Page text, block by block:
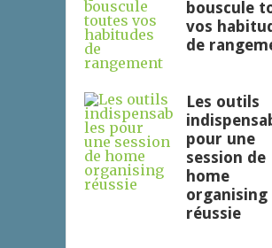
bouscule
vos
de
Les outils
pour une
session de
home
organising
réussie